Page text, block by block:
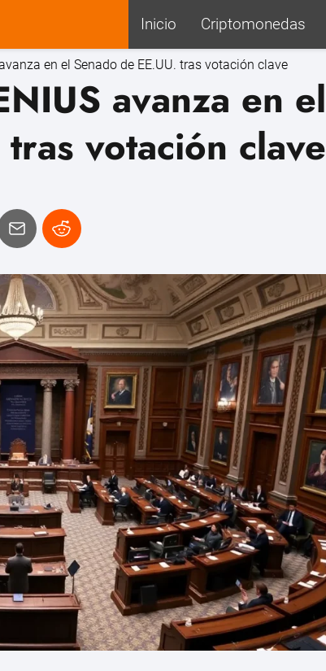
Inicio Criptomonedas
en el Senado de EE.UU. tras votación clave
avanza en el
votación clave